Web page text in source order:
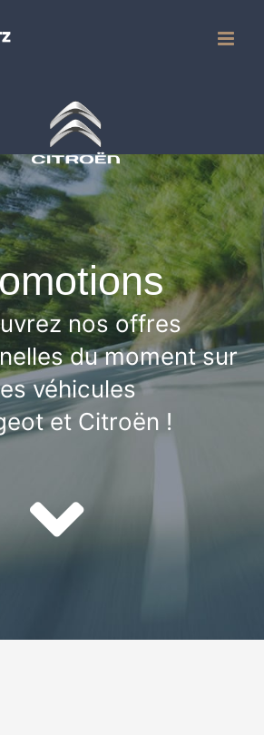
nos offres
du moment sur
véhicules
et Citroën !